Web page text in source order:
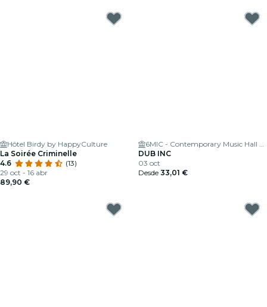
Hôtel Birdy by HappyCulture
La Soirée Criminelle
4.6
(13)
29 oct - 16 abr
89,90 €
6MIC - Contemporary Music Hall of the Pays d'Aix
DUB INC
03 oct
Desde 33,01 €